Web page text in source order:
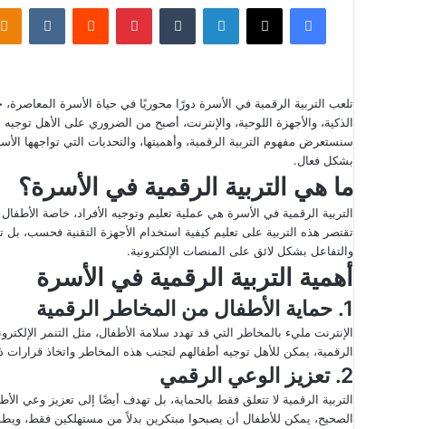
ع
ى
X
ل
د
ا
ل
ك
ت
ر
و
ن
فيسبوك لينكدإن بينتيريست
تلعب التربية الرقمية في الأسرة دورًا محوريًا في حياة الأسرة المعاصرة،
الذكية، والأجهزة اللوحية، والإنترنت، أصبح من الضروري على الأهل
سنستعرض مفهوم التربية الرقمية، وأهميتها، والتحديات التي تواجهها
بشكل فعال.
ما هي التربية الرقمية في الأسرة؟
التربية الرقمية في الأسرة هي عملية تعليم وتوجيه الأفراد، خاصة
تقتصر هذه التربية على تعليم كيفية استخدام الأجهزة التقنية فحسب،
والتفاعل بشكل لائق على المنصات الإلكترونية.
أهمية التربية الرقمية في الأسرة
1. حماية الأطفال من المخاطر الرقمية
الإنترنت مليء بالمخاطر التي قد تهدد سلامة الأطفال، مثل التنمر
الرقمية، يمكن للأهل توجيه أطفالهم لتجنب هذه المخاطر واتخاذ قرارات
2. تعزيز الوعي الرقمي
التربية الرقمية لا تتعلق فقط بالحماية، بل تهدف أيضًا إلى تعزيز وعي
الصحيح، يمكن للأطفال أن يصبحوا مبتكرين بدلاً من مستهلكين فقط،